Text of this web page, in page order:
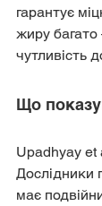
гарантує
жиру
чутливість
Що
Upadhyay et
Дослідники
має